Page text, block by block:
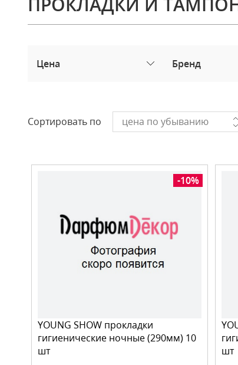
Цена Бренд
Сортировать по цена по убыванию
-10%
YOUNG SHOW прокладки
гигиенические ночные (290мм) 10
шт
шт